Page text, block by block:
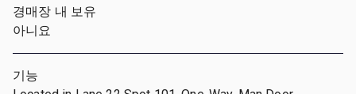
경매장 내 보유
아니요
기능